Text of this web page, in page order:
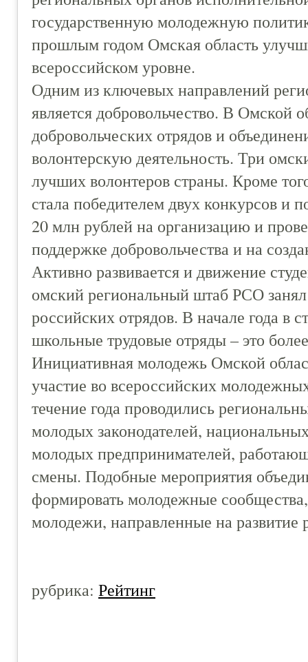
государственную молодежную
прошлым годом Омская область
всероссийском уровне.
Одним из ключевых направлений
является добровольчество. В Омской
добровольческих отрядов и
волонтерскую деятельность. Три
лучших волонтеров страны. Кроме
стала победителем двух конкурсов и
20 млн рублей на организацию и
поддержке добровольчества и на
Активно развивается и движение
омский региональный штаб РСО
российских отрядов. В начале года в
школьные трудовые отряды – это
Инициативная молодежь Омской
участие во всероссийских
течение года проводились
молодых законодателей,
молодых предпринимателей,
смены. Подобные мероприятия
формировать молодежные
молодежи, направленные на развитие
рубрика: Рейтинг